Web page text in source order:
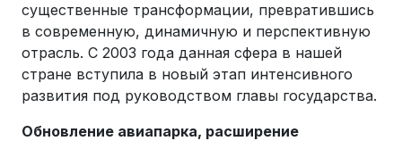
существенные трансформации, превратившись
в современную, динамичную и перспективную
отрасль. С 2003 года данная сфера в нашей
стране вступила в новый этап интенсивного
развития под руководством главы государства.
Обновление авиапарка, расширение